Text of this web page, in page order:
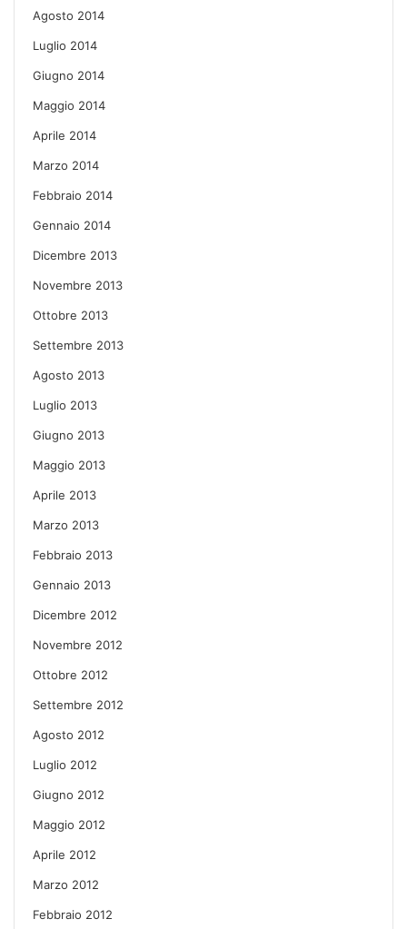
Agosto 2014
Luglio 2014
Giugno 2014
Maggio 2014
Aprile 2014
Marzo 2014
Febbraio 2014
Gennaio 2014
Dicembre 2013
Novembre 2013
Ottobre 2013
Settembre 2013
Agosto 2013
Luglio 2013
Giugno 2013
Maggio 2013
Aprile 2013
Marzo 2013
Febbraio 2013
Gennaio 2013
Dicembre 2012
Novembre 2012
Ottobre 2012
Settembre 2012
Agosto 2012
Luglio 2012
Giugno 2012
Maggio 2012
Aprile 2012
Marzo 2012
Febbraio 2012